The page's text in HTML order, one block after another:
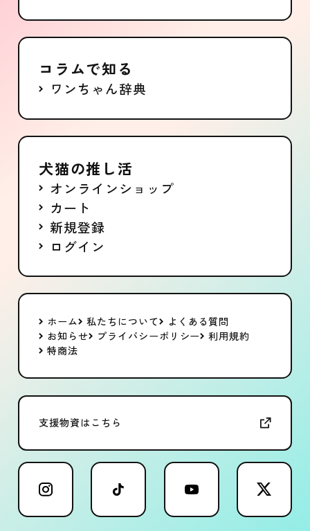
コラムで知る
ワンちゃん辞典
犬猫の推し活
オンラインショップ
カート
新規登録
ログイン
ホーム 私たちについて
よくある質問
お知らせ
プライバシーポリシー 利用規約
特商法
支援物資はこちら